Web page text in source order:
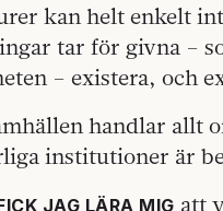
kan helt enkelt
tar för givna –
– existera, och
handlar allt
institutioner är
JAG LÄRA MIG att